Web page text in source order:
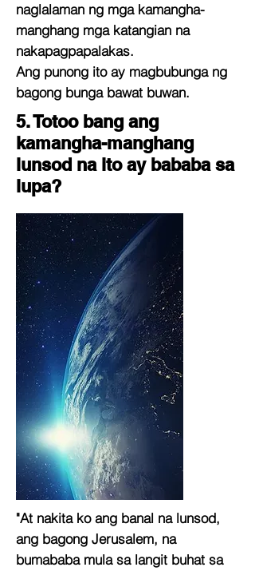
naglalaman ng mga kamangha-
manghang mga katangian na
nakapagpapalakas.
Ang punong ito ay magbubunga ng
bagong bunga bawat buwan.
5. Totoo bang ang
kamangha-manghang
lunsod na ito ay bababa sa
lupa?
"At nakita ko ang banal na lunsod,
ang bagong Jerusalem, na
bumababa mula sa langit buhat sa